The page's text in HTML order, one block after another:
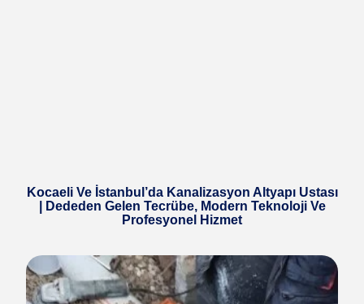
Kocaeli Ve İstanbul’da Kanalizasyon Altyapı Ustası
| Dededen Gelen Tecrübe, Modern Teknoloji Ve
Profesyonel Hizmet